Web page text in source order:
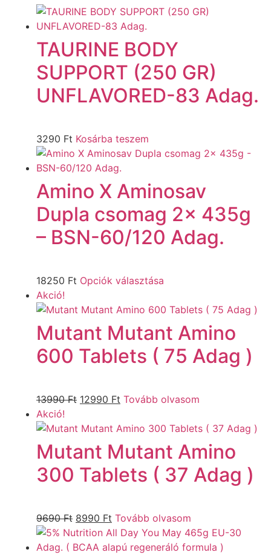
TAURINE BODY
SUPPORT (250 GR)
UNFLAVORED-83 Adag.
3290 Ft Kosárba teszem
Amino X Aminosav
Dupla csomag 2x 435g
– BSN-60/120 Adag.
18250 Ft Opciók választása
Akció!
Mutant Mutant Amino
600 Tablets ( 75 Adag )
13990Ft 12990 Ft Tovább olvasom
Akció!
Mutant Mutant Amino
300 Tablets ( 37 Adag )
9690Ft 8990 Ft Tovább olvasom